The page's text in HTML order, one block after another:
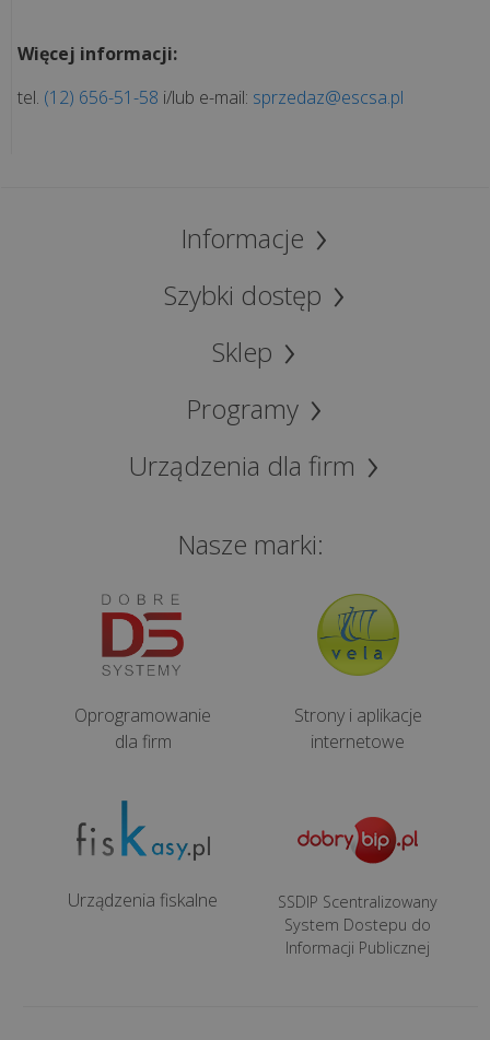
Więcej informacji:
tel. (12) 656-51-58 i/lub e-mail: sprzedaz@escsa.pl
Informacje
Szybki dostęp
Sklep
Programy
Urządzenia dla firm
Nasze marki:
Oprogramowanie
dla firm
Strony i aplikacje
internetowe
Urządzenia fiskalne
SSDIP Scentralizowany
System Dostepu do
Informacji Publicznej